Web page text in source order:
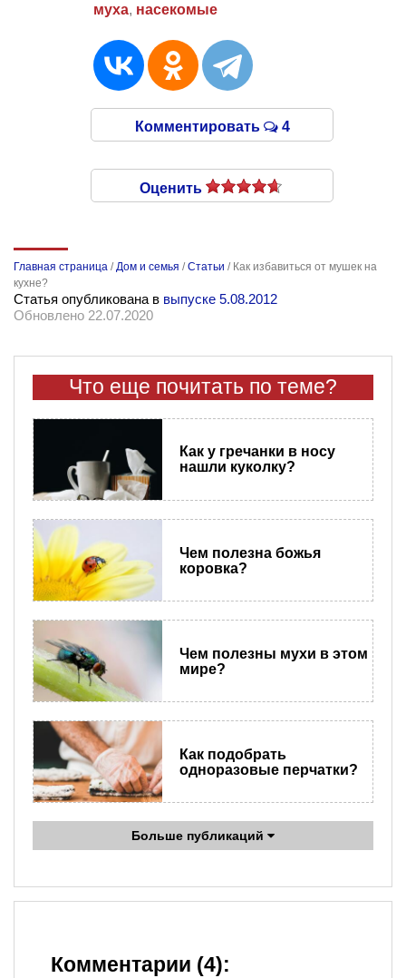
муха, насекомые
Комментировать 4
Оценить
Главная страница /Дом и семья /Статьи / Как избавиться от мушек на
кухне?
Статья опубликована в выпуске 5.08.2012
Обновлено 22.07.2020
Что еще почитать по теме?
Как у гречанки в носу
нашли куколку?
Чем полезна божья
коровка?
Чем полезны мухи в этом
мире?
Как подобрать
одноразовые перчатки?
Больше публикаций
Комментарии (4):